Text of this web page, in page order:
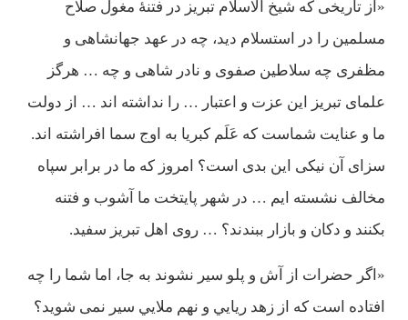
«از تاريخی كه شيخ الاسلام تبريز در فتنۀ مغول صلاح
مسلمين را در استسلام ديد، چه در عهد جهانشاهی و
مظفری چه سلاطين صفوی و نادر شاهی و چه … هرگز
علمای تبريز اين عزت و اعتبار … را نداشته اند … از دولت
ما و عنايت شماست كه عَلَم كبريا به اوج سما افراشته اند.
سزای آن نيكی اين بدی است؟ امروز كه ما در برابر سپاه
مخالف نشسته ايم … در شهر پايتخت ما آشوب و فتنه
بكنند و دكان و بازار ببندند؟ … روی اهل تبريز سفيد.
«اگر حضرات از آش و پلو سير نشوند به جا، اما شما را چه
افتاده است كه از زهد ريايي و نهم ملايي سير نمی شويد؟